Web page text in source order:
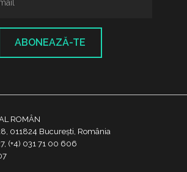
ABONEAZĂ-TE
ROMÂN
011824 București, România
(+4) 031 71 00 606